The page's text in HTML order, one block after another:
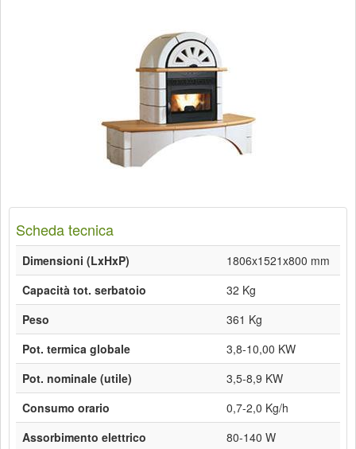
Scheda tecnica
Dimensioni (LxHxP)
1806x1521x800 mm
Capacità tot. serbatoio
32 Kg
Peso
361 Kg
Pot. termica globale
3,8-10,00 KW
Pot. nominale (utile)
3,5-8,9 KW
Consumo orario
0,7-2,0 Kg/h
Assorbimento elettrico
80-140 W